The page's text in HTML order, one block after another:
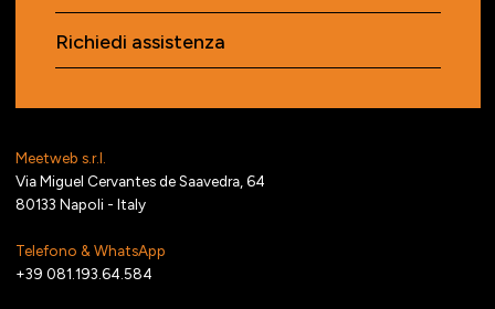
Meetweb s.r.l.
Via Miguel Cervantes de Saavedra, 64
80133 Napoli - Italy
Telefono & WhatsApp
+39 081.193.64.584
Richiedi assistenza